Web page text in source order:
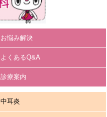
お悩み解決
よくあるQ&A
診療案内
中耳炎